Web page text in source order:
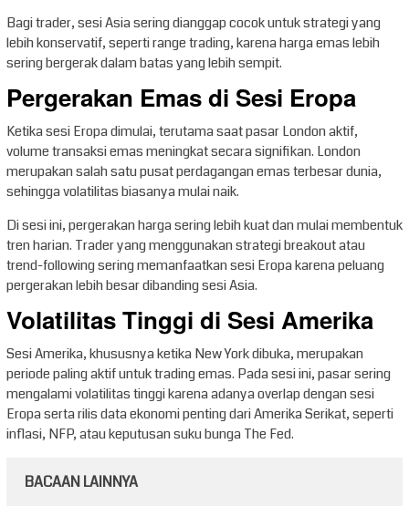
Bagi trader, sesi Asia sering dianggap cocok untuk strategi yang
lebih konservatif, seperti range trading, karena harga emas lebih
sering bergerak dalam batas yang lebih sempit.
Pergerakan Emas di Sesi Eropa
Ketika sesi Eropa dimulai, terutama saat pasar London aktif,
volume transaksi emas meningkat secara signifikan. London
merupakan salah satu pusat perdagangan emas terbesar dunia,
sehingga volatilitas biasanya mulai naik.
Di sesi ini, pergerakan harga sering lebih kuat dan mulai membentuk
tren harian. Trader yang menggunakan strategi breakout atau
trend-following sering memanfaatkan sesi Eropa karena peluang
pergerakan lebih besar dibanding sesi Asia.
Volatilitas Tinggi di Sesi Amerika
Sesi Amerika, khususnya ketika New York dibuka, merupakan
periode paling aktif untuk trading emas. Pada sesi ini, pasar sering
mengalami volatilitas tinggi karena adanya overlap dengan sesi
Eropa serta rilis data ekonomi penting dari Amerika Serikat, seperti
inflasi, NFP, atau keputusan suku bunga The Fed.
BACAAN LAINNYA